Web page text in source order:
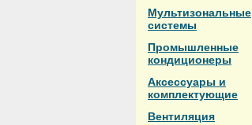
Мультизональные
системы
Промышленные
кондиционеры
Аксессуары и
комплектующие
Вентиляция